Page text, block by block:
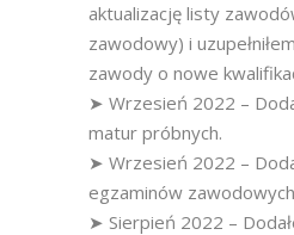
aktualizację listy
zawodowy) i
zawody o nowe
➤ Wrzesień 2022 –
matur próbnych.
➤ Wrzesień 2022 –
egzaminów
➤ Sierpień 2022 –